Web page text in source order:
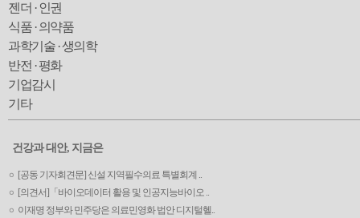
젠더 · 인권
식품 · 의약품
과학기술 · 생의학
반전 · 평화
기업감시
기타
건강과 대안, 지금은
[공동 기자회견문] 신설 지역필수의료 특별회계 ..
[의견서]「바이오데이터 활용 및 인공지능바이오 ..
이재명 정부와 민주당은 의료민영화 법안 디지털헬..